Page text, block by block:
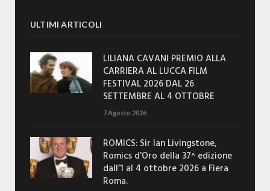
ULTIMI ARTICOLI
LILIANA CAVANI PREMIO ALLA
CARRIERA AL LUCCA FILM
FESTIVAL 2026 DAL 26
SETTEMBRE AL 4 OTTOBRE
7 Agosto 2026
ROMICS: Sir Ian Livingstone,
Romics d’Oro della 37^ edizione
dall’1 al 4 ottobre 2026 a Fiera
Roma.